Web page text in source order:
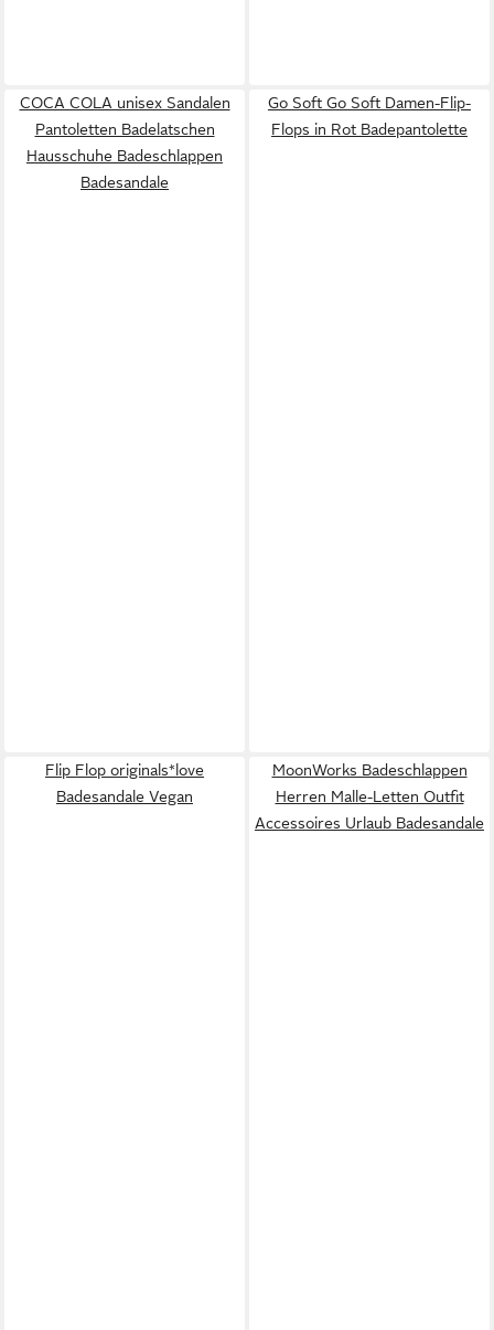
COCA COLA unisex Sandalen
Pantoletten Badelatschen
Hausschuhe Badeschlappen
Badesandale
Go Soft Go Soft Damen-Flip-
Flops in Rot Badepantolette
Flip Flop originals*love
Badesandale Vegan
MoonWorks Badeschlappen
Herren Malle-Letten Outfit
Accessoires Urlaub Badesandale